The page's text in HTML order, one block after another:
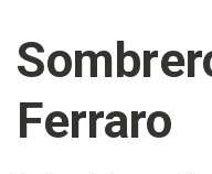
Ferraro